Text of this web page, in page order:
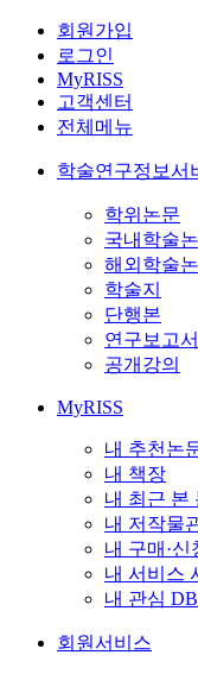
회원가입
로그인
MyRISS
고객센터
전체메뉴
학술연구정보서
학위논문
국내학술
해외학술
학술지
단행본
연구보고서
공개강의
MyRISS
내 추천논
내 책장
내 최근 본
내 저작물
내 구매·신
내 서비스
내 관심 DB
회원서비스